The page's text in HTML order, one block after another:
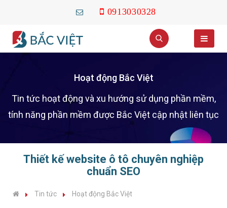
0913030328
Hoạt động Bắc Việt
Tin tức hoạt động và xu hướng sử dụng phần mềm,
tính năng phần mềm được Bắc Việt cập nhật liên tục
Thiết kế website ô tô chuyên nghiệp
chuẩn SEO
Tin tức Hoạt động Bắc Việt